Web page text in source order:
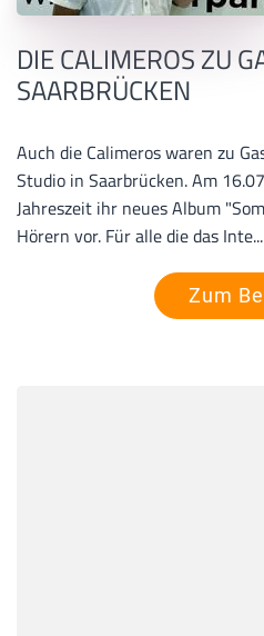
DIE CALIMEROS ZU
SAARBRÜCKEN
Auch die Calimeros waren zu
Studio in Saarbrücken. Am
Jahreszeit ihr neues Album
Hörern vor. Für alle die das Inte...
Zum